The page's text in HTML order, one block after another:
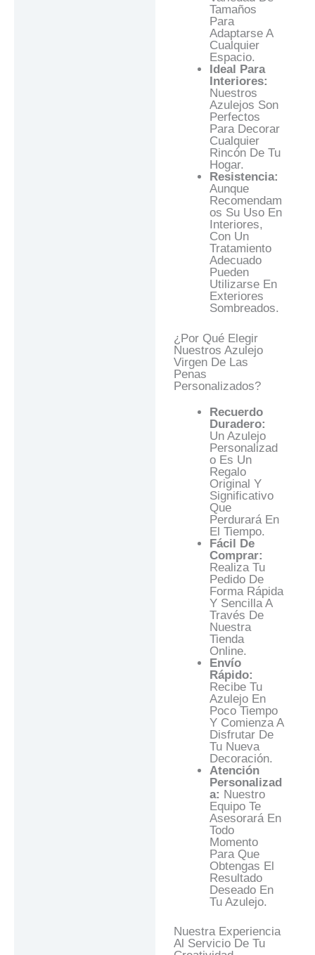
Tamaños
Para
Adaptarse A
Cualquier
Espacio.
Ideal Para
Interiores:
Nuestros
Azulejos Son
Perfectos
Para Decorar
Cualquier
Rincón De Tu
Hogar.
Resistencia:
Aunque
Recomendam
Os Su Uso En
Interiores,
Con Un
Tratamiento
Adecuado
Pueden
Utilizarse En
Exteriores
Sombreados.
¿Por Qué Elegir
Nuestros Azulejo
Virgen De Las
Penas
Personalizados?
Recuerdo
Duradero:
Un Azulejo
Personalizad
O Es Un
Regalo
Original Y
Significativo
Que
Perdurará En
El Tiempo.
Fácil De
Comprar:
Realiza Tu
Pedido De
Forma Rápida
Y Sencilla A
Través De
Nuestra
Tienda
Online.
Envío
Rápido:
Recibe Tu
Azulejo En
Poco Tiempo
Y Comienza A
Disfrutar De
Tu Nueva
Decoración.
Atención
Personalizad
A: Nuestro
Equipo Te
Asesorará En
Todo
Momento
Para Que
Obtengas El
Resultado
Deseado En
Tu Azulejo.
Nuestra Experiencia
Al Servicio De Tu